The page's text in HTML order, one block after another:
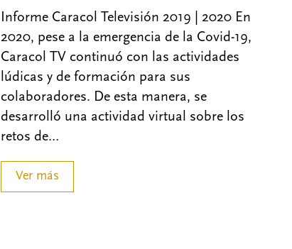
Informe Caracol Televisión 2019 | 2020 En
2020, pese a la emergencia de la Covid-19,
Caracol TV continuó con las actividades
lúdicas y de formación para sus
colaboradores. De esta manera, se
desarrolló una actividad virtual sobre los
retos de…
Ver más